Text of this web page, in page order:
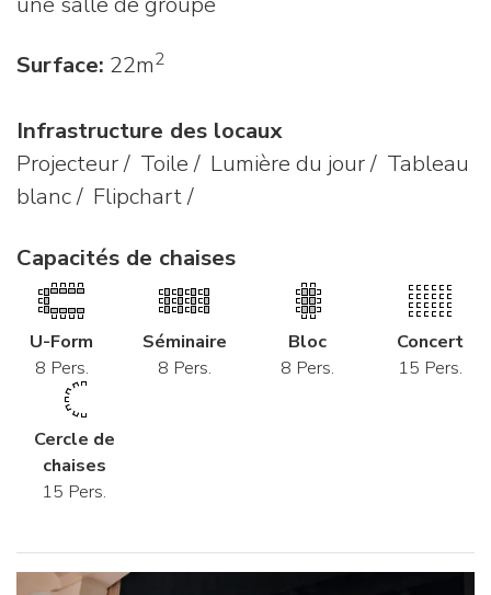
Surface: 22m2
Infrastructure des locaux
Projecteur / Toile / Lumière du jour / Tableau
blanc / Flipchart /
Capacités de chaises
U-Form
8 Pers.
Séminaire
8 Pers.
Bloc
8 Pers.
Concert
15 Pers.
Cercle de
chaises
15 Pers.